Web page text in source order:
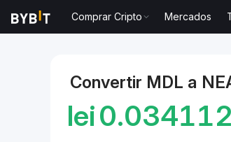
Comprar Cripto Mercados
Convertir MDL a
lei